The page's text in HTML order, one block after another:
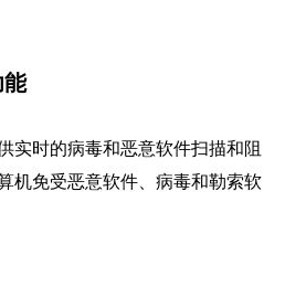
能
实时的病毒和恶意软件扫描和阻
机免受恶意软件、病毒和勒索软